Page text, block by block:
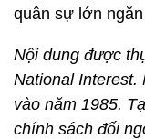
quân sự lớn
Nội dung được
National Interest.
vào năm 1985.
chính sách đối